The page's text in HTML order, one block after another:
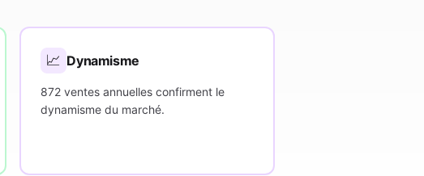
📈 Dynamisme
872 ventes annuelles confirment le
dynamisme du marché.